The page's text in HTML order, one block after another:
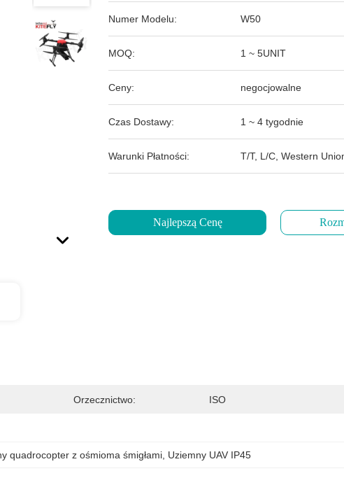
Numer Modelu: W50
MOQ: 1 ~ 5UNIT
Ceny: negocjowalne
Czas Dostawy: 1 ~ 4 tygodnie
Warunki Płatności: T/T, L/C, Western
Najlepszą Cenę
Orzecznictwo: ISO
quadrocopter z ośmioma śmigłami Uziemny UAV IP45